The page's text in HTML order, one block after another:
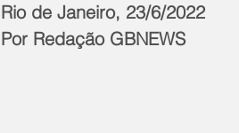
Rio de Janeiro, 23/6/2022
Por Redação GBNEWS